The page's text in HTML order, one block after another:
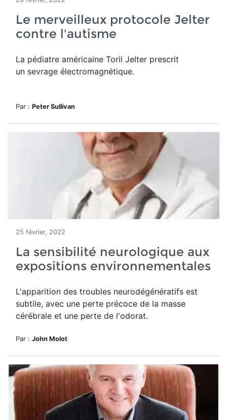
Le merveilleux protocole Jelter
contre l'autisme
La pédiatre américaine Toril Jelter prescrit
un sevrage électromagnétique.
Par : Peter Sullivan
25 février, 2022
La sensibilité neurologique aux
expositions environnementales
L'apparition des troubles neurodégénératifs est
subtile, avec une perte précoce de la masse
cérébrale et une perte de l'odorat.
Par : John Molot